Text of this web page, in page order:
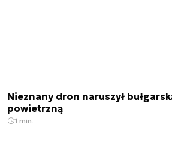
Nieznany dron naruszył
powietrzną
1 min.